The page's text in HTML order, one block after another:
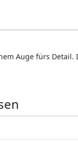
Auge fürs